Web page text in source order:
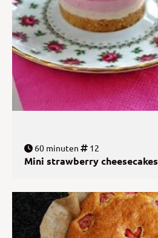
60 minuten 12
Mini strawberry cheesecakes